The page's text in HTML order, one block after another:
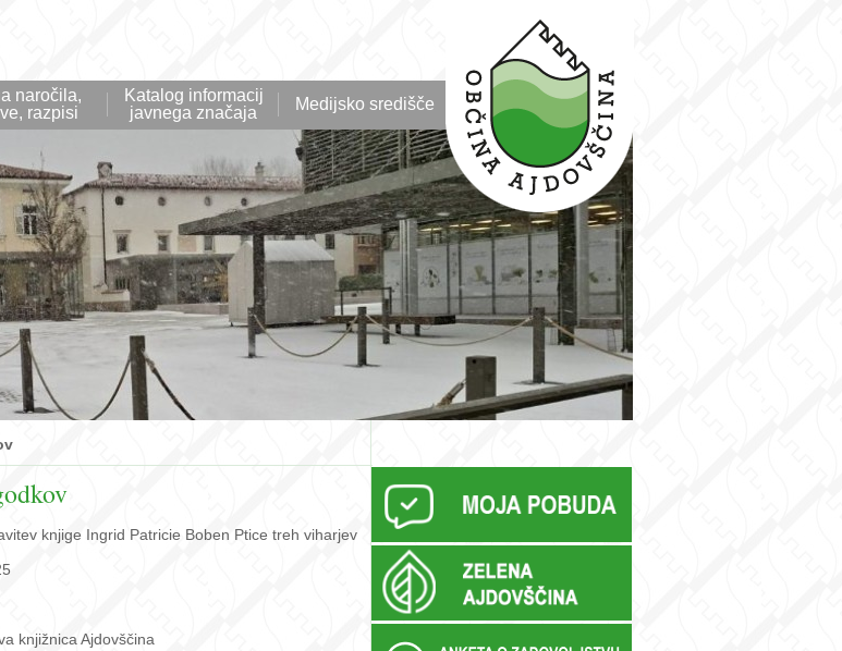
naročila,
razpisi
Katalog informacij
javnega značaja
Medijsko središče
knjige Ingrid Patricie Boben Ptice treh viharjev
knjižnica Ajdovščina